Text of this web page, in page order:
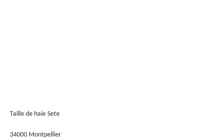
Taille de haie Sete
34000 Montpellier